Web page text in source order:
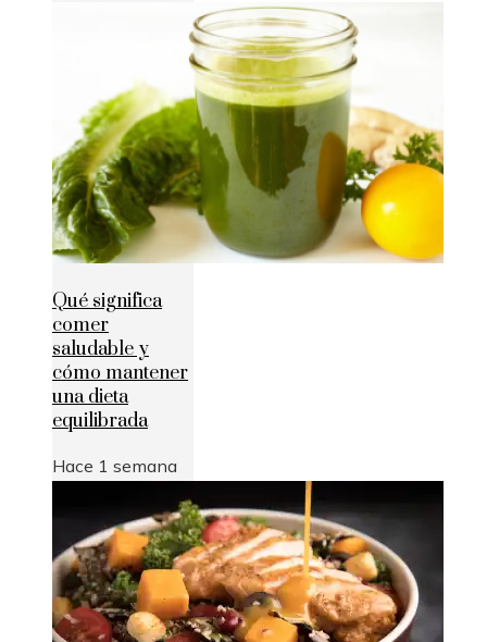
Qué significa
comer
saludable y
cómo mantener
una dieta
equilibrada
Hace 1 semana